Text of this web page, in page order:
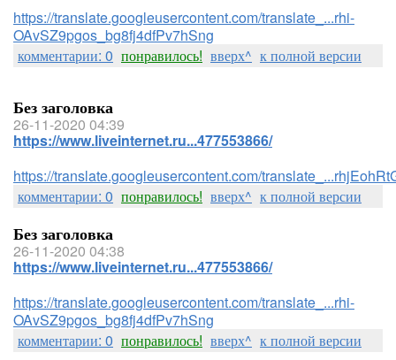
https://translate.googleusercontent.com/translate_...rhi-
OAvSZ9pgos_bg8fj4dfPv7hSng
комментарии: 0 понравилось! вверх^ к полной версии
Без заголовка
26-11-2020 04:39
https://www.liveinternet.ru...477553866/
https://translate.googleusercontent.com/
комментарии: 0 понравилось! вверх^ к полной версии
Без заголовка
26-11-2020 04:38
https://www.liveinternet.ru...477553866/
https://translate.googleusercontent.com/translate_...rhi-
OAvSZ9pgos_bg8fj4dfPv7hSng
комментарии: 0 понравилось! вверх^ к полной версии